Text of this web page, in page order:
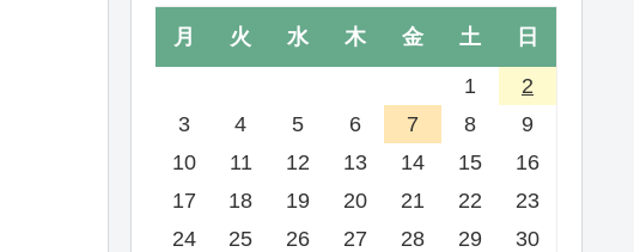
月 火 水 木 金 土 日
1
2
3
4 5 6 7 8
9
10
11 12 13 14 15
16
17
18 19 20 21 22
23
24
25 26 27 28 29
30